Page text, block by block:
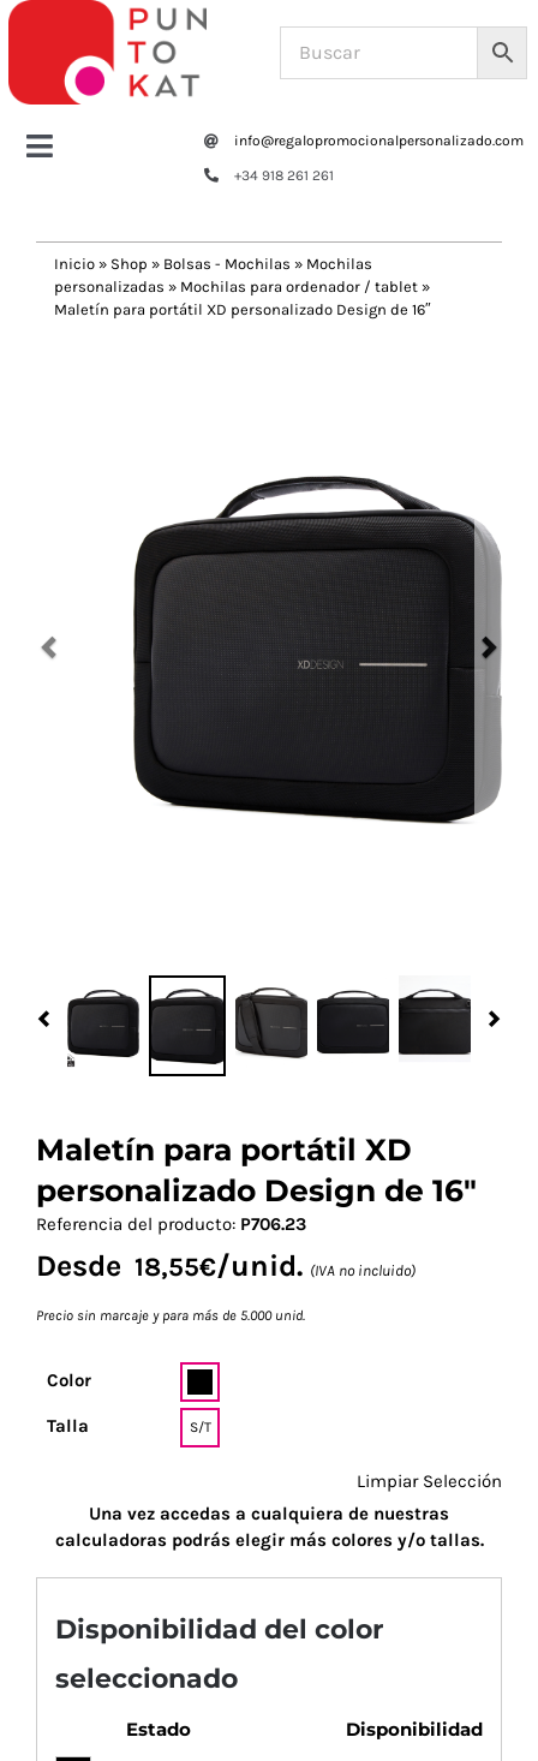
Saltar
contenido
Toggle
Tazas y botellas
Navidad 🎄 Invierno
info@regalopromocionalpersonalizado.com
+34 918 261 261
Inicio » Shop » Bolsas - Mochilas » Mochilas
personalizadas » Mochilas para ordenador / tablet »
Maletín para portátil XD personalizado Design de 16″
Previous
Maletín para portátil XD
personalizado Design de 16″
Referencia del producto: P706.23
Desde 18,55€/unid. (IVA no incluido)
Precio sin marcaje y para más de 5.000 unid.
Color
Talla S/T
Limpiar Selección
Una vez accedas a cualquiera de nuestras
calculadoras podrás elegir más colores y/o tallas.
Disponibilidad del color
seleccionado
Estado Disponibilidad